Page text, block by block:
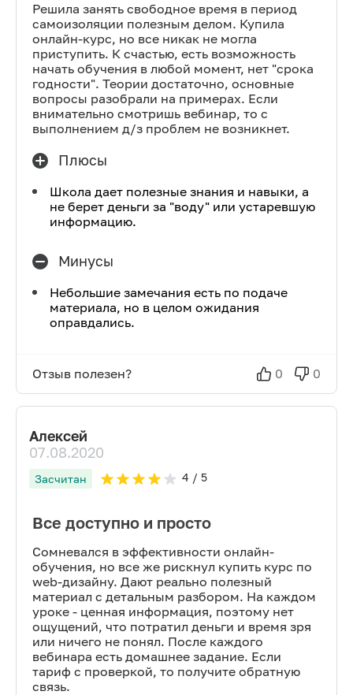
Решила занять свободное время в период
самоизоляции полезным делом. Купила
онлайн-курс, но все никак не могла
приступить. К счастью, есть возможность
начать обучения в любой момент, нет "срока
годности". Теории достаточно, основные
вопросы разобрали на примерах. Если
внимательно смотришь вебинар, то с
выполнением д/з проблем не возникнет.
Плюсы
Школа дает полезные знания и навыки, а
не берет деньги за "воду" или устаревшую
информацию.
Минусы
Небольшие замечания есть по подаче
материала, но в целом ожидания
оправдались.
Отзыв полезен? 0 0
Алексей
07.08.2020
Засчитан 4 / 5
Все доступно и просто
Сомневался в эффективности онлайн-
обучения, но все же рискнул купить курс по
web-дизайну. Дают реально полезный
материал с детальным разбором. На каждом
уроке - ценная информация, поэтому нет
ощущений, что потратил деньги и время зря
или ничего не понял. После каждого
вебинара есть домашнее задание. Если
тариф с проверкой, то получите обратную
связь.